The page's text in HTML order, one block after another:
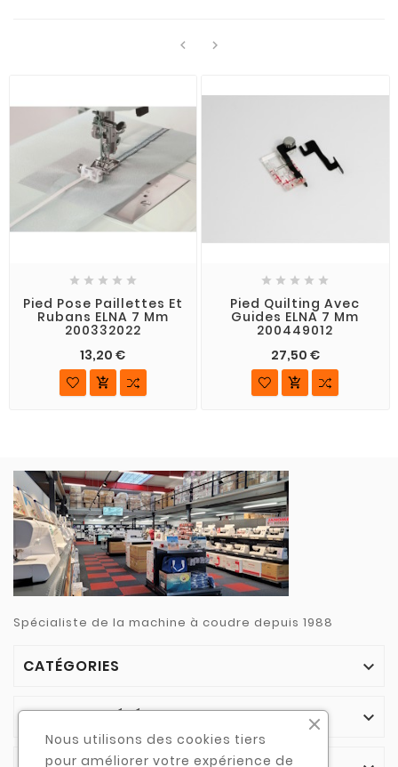
 
    
Pied Pose Paillettes Et
Rubans ELNA 7 Mm
200332022
13,20 €

    
Pied Quilting Avec
Guides ELNA 7 Mm
200449012
27,50 €

Spécialiste de la machine à coudre depuis 1988
CATÉGORIES 
NOTRE SOCIÉTÉ 
Nous utilisons des cookies tiers
pour améliorer votre expérience de